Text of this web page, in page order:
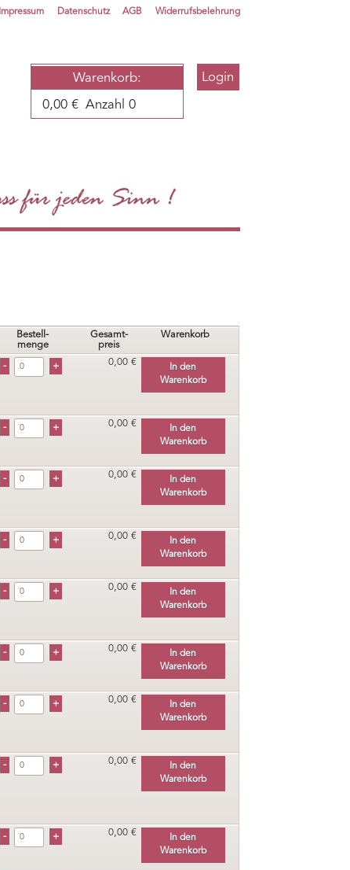
Impressum Datenschutz AGB Widerrufsbelehrung
Login
Warenkorb:
0,00 € Anzahl 0
Bestell-
menge
Gesamt-
preis
Warenkorb
0,00 €
In den
Warenkorb
0,00 €
In den
Warenkorb
0,00 €
In den
Warenkorb
0,00 €
In den
Warenkorb
0,00 €
In den
Warenkorb
0,00 €
In den
Warenkorb
0,00 €
In den
Warenkorb
0,00 €
In den
Warenkorb
0,00 €
In den
Warenkorb